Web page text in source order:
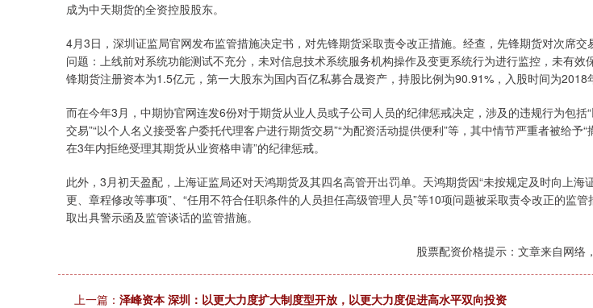
成为中天期货的全资控股股东。
4月3日，深圳证监局官网发布监管措施决定书，对先锋期货采取责令改正措施。经查，先锋期货对次席交
问题：上线前对系统功能测试不充分，未对信息技术系统服务机构操作及变更系统行为进行监控，未有效
锋期货注册资本为1.5亿元，第一大股东为国内百亿私募合晟资产，持股比例为90.91%，入股时间为2018
而在今年3月，中期协官网连发6份对于期货从业人员或子公司人员的纪律惩戒决定，涉及的违规行为包括
交易”“以个人名义接受客户委托代理客户进行期货交易”“为配资活动提供便利”等，其中情节严重者被给予
在3年内拒绝受理其期货从业资格申请”的纪律惩戒。
此外，3月初天盈配，上海证监局还对天鸿期货及其四名高管开出罚单。天鸿期货因“未按规定及时向上海
更、章程修改等事项”、“任用不符合任职条件的人员担任高级管理人员”等10项问题被采取责令改正的监
取出具警示函及监管谈话的监管措施。
股票配资价格提示：文章来自网络
上一篇： 泽峰资本 深圳：以更大力度扩大制度型开放，以更大力度促进高水平双向投资